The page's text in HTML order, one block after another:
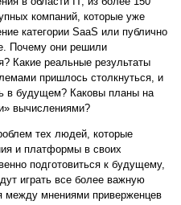
компаний, которые уже
категории SaaS или публично
Почему они решили
Какие реальные результаты
пришлось столкнуться, и
в будущем? Каковы планы на
вычислениями?
тех людей, которые
и платформы в своих
подготовиться к будущему,
играть все более важную
между мнениями приверженцев